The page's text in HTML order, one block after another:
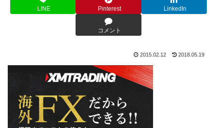
LINE Pinterest LinkedIn
コメント
2015.02.12 2018.05.19